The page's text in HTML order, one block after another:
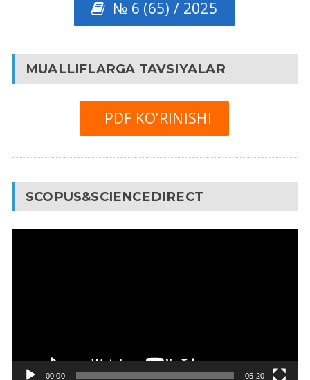
№ 6 (65) / 2025
MUALLIFLARGA TAVSIYALAR
PDF KO’RINISHI
SCOPUS&SCIENCEDIRECT
00:00 05:20